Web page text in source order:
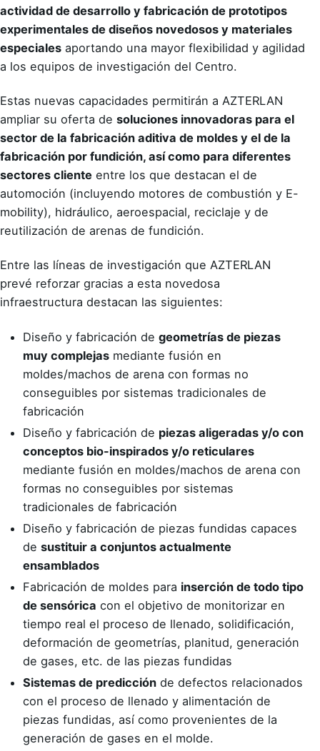
actividad de desarrollo y fabricación de prototipos
experimentales de diseños novedosos y materiales
especiales aportando una mayor flexibilidad y agilidad
a los equipos de investigación del Centro.
Estas nuevas capacidades permitirán a AZTERLAN
ampliar su oferta de soluciones innovadoras para el
sector de la fabricación aditiva de moldes y el de la
fabricación por fundición, así como para diferentes
sectores cliente entre los que destacan el de
automoción (incluyendo motores de combustión y E-
mobility), hidráulico, aeroespacial, reciclaje y de
reutilización de arenas de fundición.
Entre las líneas de investigación que AZTERLAN
prevé reforzar gracias a esta novedosa
infraestructura destacan las siguientes:
Diseño y fabricación de geometrías de piezas
muy complejas mediante fusión en
moldes/machos de arena con formas no
conseguibles por sistemas tradicionales de
fabricación
Diseño y fabricación de piezas aligeradas y/o con
conceptos bio-inspirados y/o reticulares
mediante fusión en moldes/machos de arena con
formas no conseguibles por sistemas
tradicionales de fabricación
Diseño y fabricación de piezas fundidas capaces
de sustituir a conjuntos actualmente
ensamblados
Fabricación de moldes para inserción de todo tipo
de sensórica con el objetivo de monitorizar en
tiempo real el proceso de llenado, solidificación,
deformación de geometrías, planitud, generación
de gases, etc. de las piezas fundidas
Sistemas de predicción de defectos relacionados
con el proceso de llenado y alimentación de
piezas fundidas, así como provenientes de la
generación de gases en el molde.